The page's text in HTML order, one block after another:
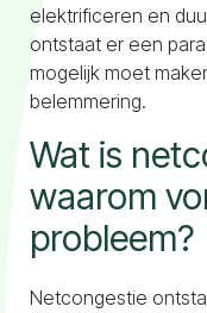
elektrificeren en
ontstaat er een
mogelijk moet
belemmering.
Wat is
waarom
probleem?
Netcongestie